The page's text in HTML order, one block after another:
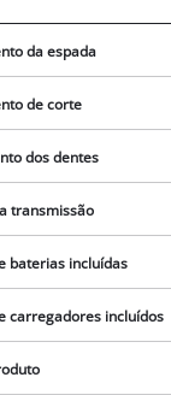
da espada
de corte
dos dentes
transmissão
baterias incluídas
carregadores incluídos